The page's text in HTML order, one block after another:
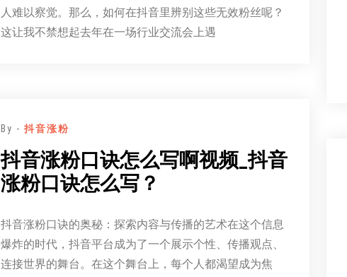
人难以察觉。那么，如何在抖音里辨别这些无效粉丝呢？
这让我不禁想起去年在一场行业交流会上遇
By -抖音涨粉
抖音涨粉口诀怎么写啊视频_抖音
涨粉口诀怎么写？
抖音涨粉口诀的奥秘：探索内容与传播的艺术在这个信息
爆炸的时代，抖音平台成为了一个展示个性、传播观点、
连接世界的舞台。在这个舞台上，每个人都渴望成为焦